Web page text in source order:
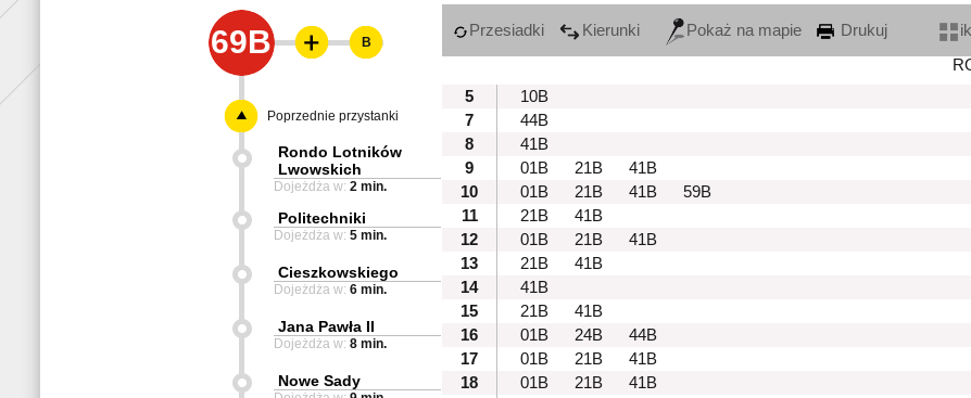
69B Przesiadki Kierunki Pokaż na mapie Drukuj
5
10B
7
44B
8
41B
9
01B 21B
41B
10
01B 21B 41B
59B
11
21B
41B
12
01B 21B
41B
13
21B
41B
14
41B
15
21B
41B
16
01B 24B
44B
17
01B 21B
41B
18
01B 21B
41B
B
Poprzednie przystanki
Rondo Lotników
Lwowskich
Dojeżdża w: 2 min.
Politechniki
Dojeżdża w: 5 min.
Cieszkowskiego
Dojeżdża w: 6 min.
Jana Pawła II
Dojeżdża w: 8 min.
Nowe Sady